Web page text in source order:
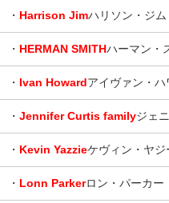
・ Harrison Jimハリソン・ジム
・ HERMAN SMITHハーマン・
・ Ivan Howardアイヴァン・ハ
・ Jennifer Curtis familyジェ
・ Kevin Yazzieケヴィン・ヤジ
・ Lonn Parkerロン・パーカー